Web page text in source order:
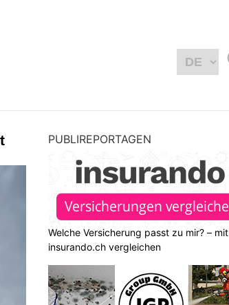
PUBLIREPORTAGEN
Welche Versicherung passt zu mir? – mit
insurando.ch vergleichen